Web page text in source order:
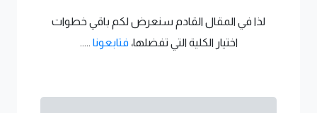
لذا في المقال القادم سنعرض لكم باقي خطوات
اختيار الكلية التي تفضلها، فتابعونا .....